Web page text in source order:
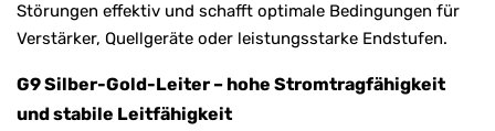
Störungen effektiv und schafft optimale Bedingungen für
Verstärker, Quellgeräte oder leistungsstarke Endstufen.
G9 Silber-Gold-Leiter – hohe Stromtragfähigkeit
und stabile Leitfähigkeit